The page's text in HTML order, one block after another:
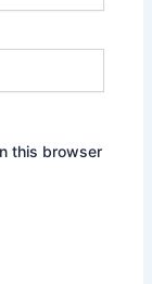
this browser